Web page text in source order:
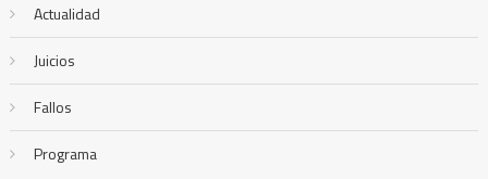
Actualidad
Juicios
Fallos
Programa